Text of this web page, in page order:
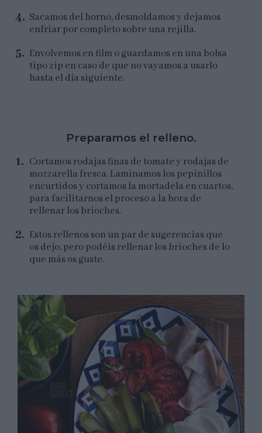
Sacamos del horno, desmoldamos y dejamos
enfriar por completo sobre una rejilla.
Envolvemos en film o guardamos en una bolsa
tipo zip en caso de que no vayamos a usarlo
hasta el día siguiente.
Preparamos el relleno.
Cortamos rodajas finas de tomate y rodajas de
mozzarella fresca. Laminamos los pepinillos
encurtidos y cortamos la mortadela en cuartos,
para facilitarnos el proceso a la hora de
rellenar los brioches.
Estos rellenos son un par de sugerencias que
os dejo, pero podéis rellenar los brioches de lo
que más os guste.